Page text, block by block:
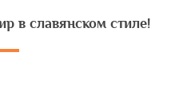
в славянском стиле!